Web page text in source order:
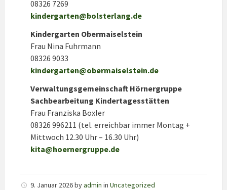
08326 7269
kindergarten@bolsterlang.de
Kindergarten Obermaiselstein
Frau Nina Fuhrmann
08326 9033
kindergarten@obermaiselstein.de
Verwaltungsgemeinschaft Hörnergruppe
Sachbearbeitung Kindertagesstätten
Frau Franziska Boxler
08326 996211 (tel. erreichbar immer Montag +
Mittwoch 12.30 Uhr – 16.30 Uhr)
kita@hoernergruppe.de
9. Januar 2026byadmin in Uncategorized